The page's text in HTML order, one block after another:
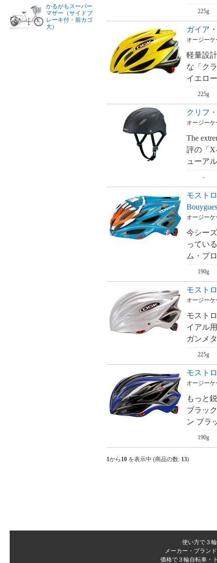
かるがもスーパー
マザー（サイドブ
レーキ付・前カゴ
大）
225g
ガイア
オージー
軽量設
な「ク
イエロ
225g
クリフ
オージー
The
評の「
ューア
-
モスト
オージー
今シー
ってい
ム・プ
190g
モスト
オージー
モスト
イアル
ガンメ
225g
モスト
オージー
もっと
ブラッ
ン ブラ
190g
1から 10 を表示中 (商品の数: 13)
使い方で３
メーカー・ブラン
価格で３輪自転車・